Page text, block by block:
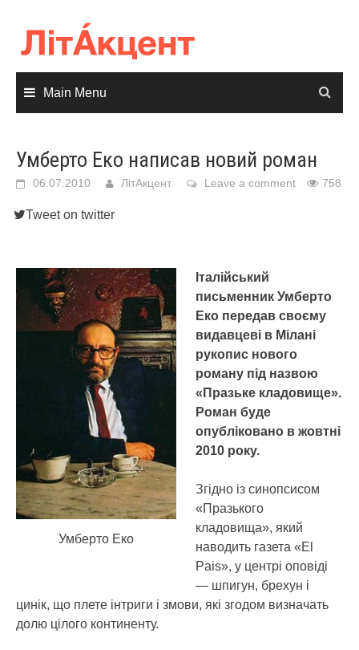
content
Main Menu
Умберто Еко написав новий роман
06.07.2010 ЛітАкцент Leave a comment 758
Tweet on twitter
Умберто Еко
Італійський
письменник Умберто
Еко передав своєму
видавцеві в Мілані
рукопис нового
роману під назвою
«Празьке кладовище».
Роман буде
опубліковано в жовтні
2010 року.
Згідно із синопсисом
«Празького
кладовища», який
наводить газета «El
Pais», у центрі оповіді
— шпигун, брехун і
цинік, що плете інтриги і змови, які згодом визначать
долю цілого континенту.